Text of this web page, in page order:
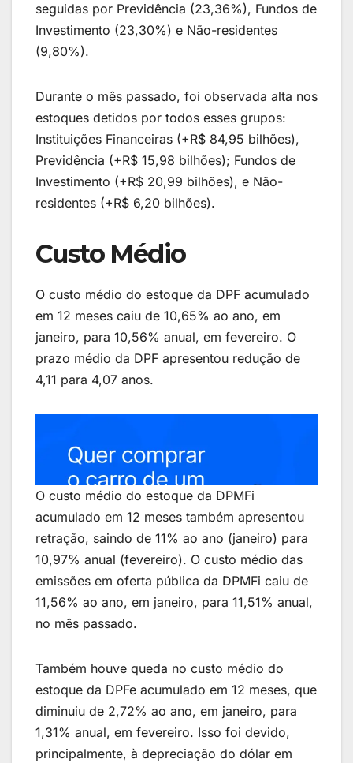
seguidas por Previdência (23,36%), Fundos de
Investimento (23,30%) e Não-residentes
(9,80%).
Durante o mês passado, foi observada alta nos
estoques detidos por todos esses grupos:
Instituições Financeiras (+R$ 84,95 bilhões),
Previdência (+R$ 15,98 bilhões); Fundos de
Investimento (+R$ 20,99 bilhões), e Não-
residentes (+R$ 6,20 bilhões).
Custo Médio
O custo médio do estoque da DPF acumulado
em 12 meses caiu de 10,65% ao ano, em
janeiro, para 10,56% anual, em fevereiro. O
prazo médio da DPF apresentou redução de
4,11 para 4,07 anos.
O custo médio do estoque da DPMFi
acumulado em 12 meses também apresentou
retração, saindo de 11% ao ano (janeiro) para
10,97% anual (fevereiro). O custo médio das
emissões em oferta pública da DPMFi caiu de
11,56% ao ano, em janeiro, para 11,51% anual,
no mês passado.
Também houve queda no custo médio do
estoque da DPFe acumulado em 12 meses, que
diminuiu de 2,72% ao ano, em janeiro, para
1,31% anual, em fevereiro. Isso foi devido,
principalmente, à depreciação do dólar em